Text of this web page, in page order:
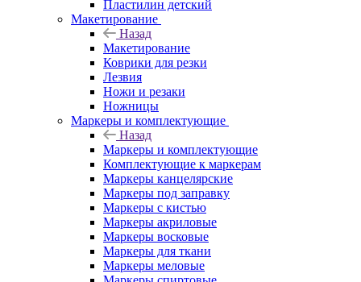
Пластилин детский
Макетирование
Назад
Макетирование
Коврики для резки
Лезвия
Ножи и резаки
Ножницы
Маркеры и комплектующие
Назад
Маркеры и комплектующие
Комплектующие к маркерам
Маркеры канцелярские
Маркеры под заправку
Маркеры с кистью
Маркеры акриловые
Маркеры восковые
Маркеры для ткани
Маркеры меловые